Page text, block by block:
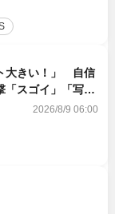
大きい！」 自信
「スゴイ」「写真
2026/8/9 06:00